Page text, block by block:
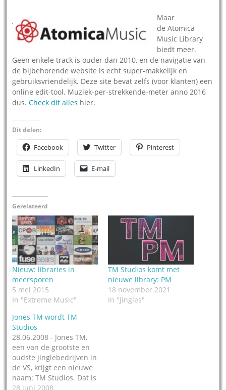
Maar
de Atomica
Music Library
biedt meer.
Geen enkele track is ouder dan 2010, en de navigatie van
de bijbehorende website is echt super-makkelijk en
gebruiksvriendelijk. Deze site bevat zelfs (voor klanten) een
online edit-tool. Muziek-per-strekkende-meter anno 2016
dus.Check dit alles hier.
Dit delen:
Facebook Twitter Pinterest
LinkedIn E-mail
Gerelateerd
Nieuw: libraries in
meersporen
5 mei 2015
In "Extreme Music"
TM Studios komt met
nieuwe library: PM
18 november 2021
In "Jingles"
Jones TM wordt TM
Studios
28.06.2008 - Jones TM,
een van de grootste en
oudste jinglebedrijven in
de VS, krijgt een nieuwe
naam: TM Studios. Dat is
het gevolg van een
28 juni 2008